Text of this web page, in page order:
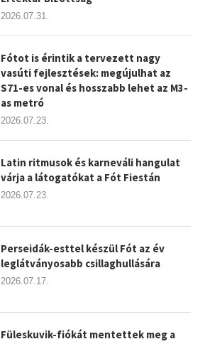
2026.07.31.
Fótot is érintik a tervezett nagy
vasúti fejlesztések: megújulhat az
S71-es vonal és hosszabb lehet az M3-
as metró
2026.07.23.
Latin ritmusok és karneváli hangulat
várja a látogatókat a Fót Fiestán
2026.07.23.
Perseidák-esttel készül Fót az év
leglátványosabb csillaghullására
2026.07.17.
Füleskuvik-fiókát mentettek meg a